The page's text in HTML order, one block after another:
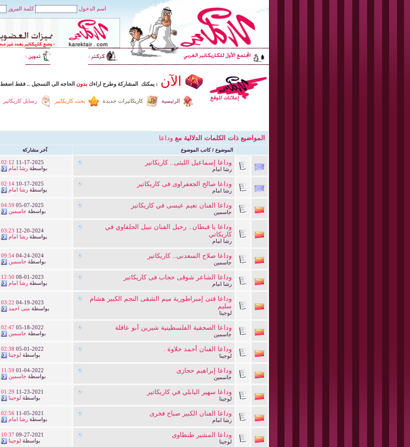
اسم الدخول كلمة المرور
الآن : يمكنك المشاركة وطرح اراءك بدون الحاجه الى التسجيل .. فقط اضغط
رسايل كاريكاتير بحث كاريكاتير كاريكاتيرات جديدة الرئيسية
المواضيع ذات الكلمات الدلالية معوداعا
الموضوع / كاتب الموضوع آخر مشاركة
وداعا إسماعيل الليثى.. كاريكاتير
رشا امام
11-17-2025
02:12
بواسطةرشا امام
وداعا صالح الجعفراوى فى كاريكاتير
رشا امام
10-17-2025
02:14
بواسطةرشا امام
وداعا الفنان نعيم عيسى في كاريكاتير
جاسمين
05-07-2025
04:59
بواسطة جاسمين
وداعا يا قبطان.. رحيل الفنان نبيل الحلفاوي في
كاريكاتي
رشا امام
12-20-2024
03:23
بواسطةرشا امام
وداعا صلاح السعدنى.. كاريكاتير
جاسمين
04-24-2024
09:54
بواسطة جاسمين
وداعا الشاعر شوقى حجاب فى كاريكاتير
رشا امام
08-01-2023
12:50
بواسطةرشا امام
وداعا فتى إمبراطورية ميم الشقى النجم الكبير هشام
سليم
لوجينا
04-19-2023
03:22
بواسطة منى احمد
وداعا الصحفية الفلسطينية شيرين أبو عاقلة
جاسمين
05-18-2022
02:47
بواسطة جاسمين
وداعا الفنان أحمد حلاوة .
لوجينا
05-01-2022
02:38
بواسطةلوجينا
وداعا إبراهيم حجازى
جاسمين
01-04-2022
11:59
بواسطة جاسمين
وداعا سهير البابلي في كاريكاتير
لوجينا
11-23-2021
01:29
بواسطةلوجينا
وداعا الفنان الكبير صباح فخرى
رشا امام
11-05-2021
02:56
بواسطةرشا امام
وداعا المشير طنطاوى
لوجينا
09-27-2021
10:37
بواسطةلوجينا